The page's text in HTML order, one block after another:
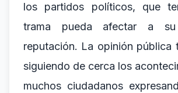
los partidos políticos, que
trama pueda afectar a
reputación. La opinión pública
siguiendo de cerca los
muchos ciudadanos